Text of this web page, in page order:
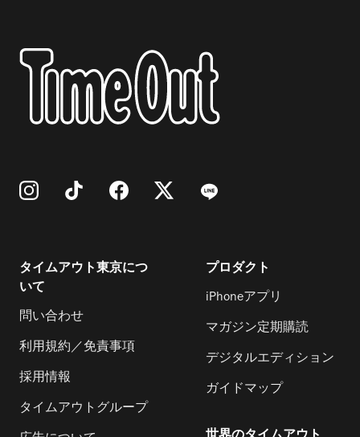
タイムアウト東京につ
いて
問い合わせ
利用規約／免責事項
採用情報
タイムアウトグループ
プロダクト
iPhoneアプリ
マガジン定期購読
デジタルエディション
ガイドマップ